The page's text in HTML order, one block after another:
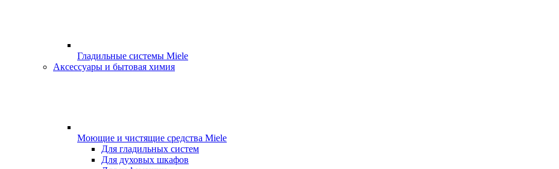
Гладильные системы Miele
Аксессуары и бытовая химия
Моющие и чистящие средства Miele
Для гладильных систем
Для духовых шкафов